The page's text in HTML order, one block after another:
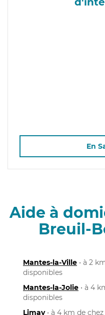
En
Aide à
Breuil-
Mantes-la-Ville • à 2
disponibles
Mantes-la-Jolie • à 4
disponibles
Limay• à 4 km de